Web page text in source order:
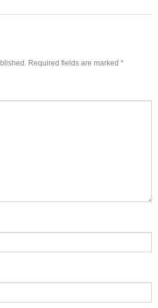
Required fields are marked *